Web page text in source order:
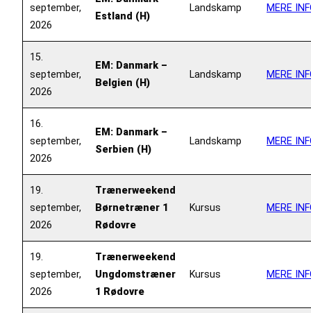
september,
2026
Estland (H)
Landskamp MERE
15.
september,
2026
EM: Danmark –
Belgien (H)
Landskamp MERE
16.
september,
2026
EM: Danmark –
Serbien (H)
Landskamp MERE
19.
september,
2026
Trænerweekend
Børnetræner 1
Rødovre
Kursus MERE
19.
september,
2026
Trænerweekend
Ungdomstræner
1 Rødovre
Kursus MERE